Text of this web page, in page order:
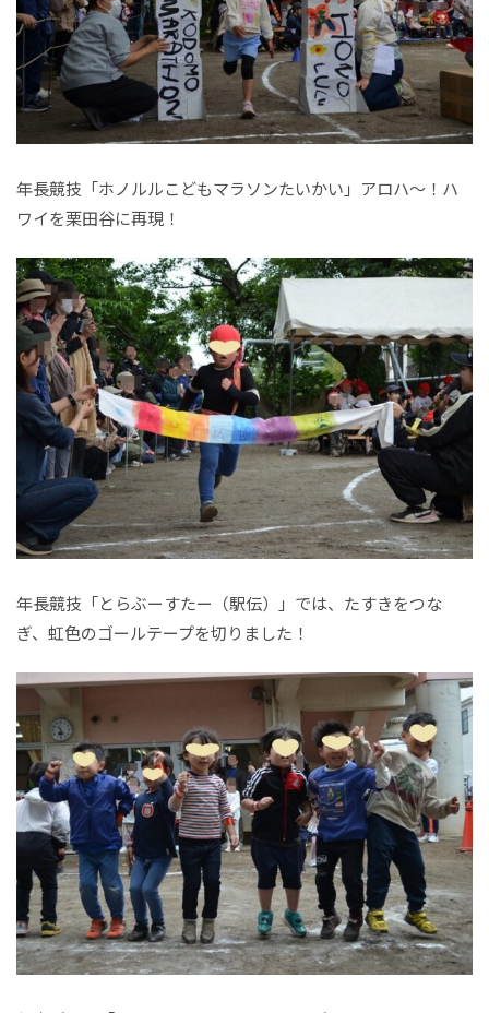
年長競技「ホノルルこどもマラソンたいかい」アロハ～！ハ
ワイを栗田谷に再現！
年長競技「とらぶーすたー（駅伝）」では、たすきをつな
ぎ、虹色のゴールテープを切りました！